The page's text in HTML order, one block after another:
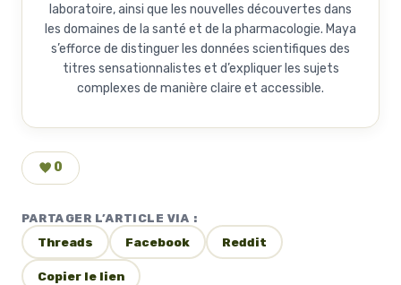
laboratoire, ainsi que les nouvelles découvertes dans
les domaines de la santé et de la pharmacologie. Maya
s’efforce de distinguer les données scientifiques des
titres sensationnalistes et d’expliquer les sujets
complexes de manière claire et accessible.
0
PARTAGER L’ARTICLE VIA :
Threads Facebook Reddit
Copier le lien